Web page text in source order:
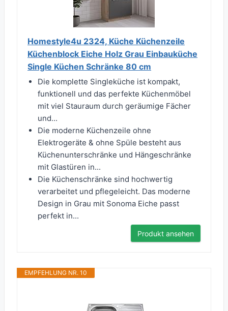
Homestyle4u 2324, Küche Küchenzeile
Küchenblock Eiche Holz Grau Einbauküche
Single Küchen Schränke 80 cm
Die komplette Singleküche ist kompakt,
funktionell und das perfekte Küchenmöbel
mit viel Stauraum durch geräumige Fächer
und...
Die moderne Küchenzeile ohne
Elektrogeräte & ohne Spüle besteht aus
Küchenunterschränke und Hängeschränke
mit Glastüren in...
Die Küchenschränke sind hochwertig
verarbeitet und pflegeleicht. Das moderne
Design in Grau mit Sonoma Eiche passt
perfekt in...
Produkt ansehen
EMPFEHLUNG NR. 10